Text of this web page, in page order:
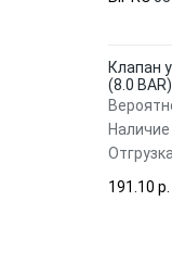
Клапан
(8.0
Наличие
Отгрузка
191.10 p.